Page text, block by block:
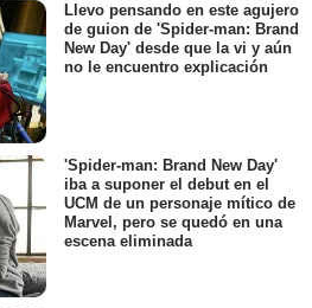
Llevo pensando en este agujero
de guion de 'Spider-man: Brand
New Day' desde que la vi y aún
no le encuentro explicación
'Spider-man: Brand New Day'
iba a suponer el debut en el
UCM de un personaje mítico de
Marvel, pero se quedó en una
escena eliminada